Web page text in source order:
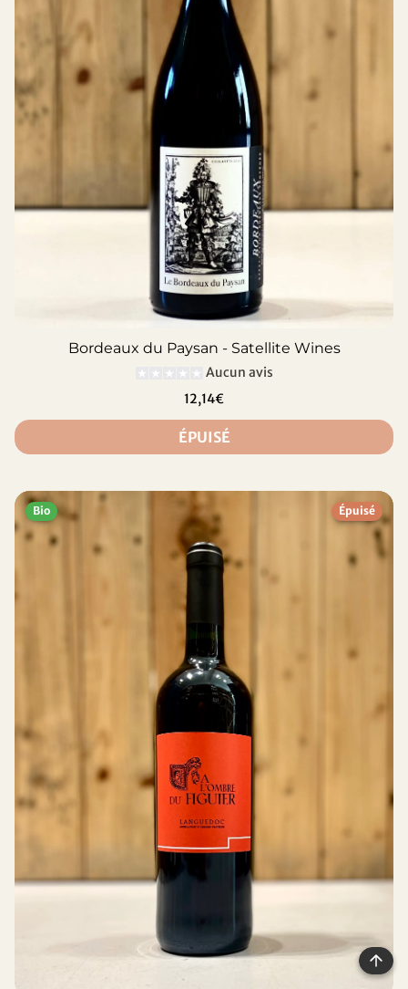
Bordeaux du Paysan - Satellite Wines
Aucun avis
12,14€
ÉPUISÉ
Bio Épuisé